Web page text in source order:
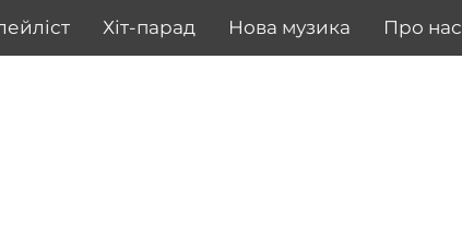
Хіт-парад Нова музика Про нас